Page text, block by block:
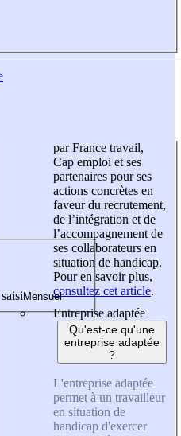
par France travail,
Cap emploi et ses
partenaires pour ses
actions concrètes en
faveur du recrutement,
de l’intégration et de
l’accompagnement de
ses collaborateurs en
situation de handicap.
Pour en savoir plus,
consultez cet article.
Entreprise adaptée
Qu'est-ce qu'une
entreprise adaptée
?
L'entreprise adaptée
permet à un travailleur
en situation de
handicap d'exercer